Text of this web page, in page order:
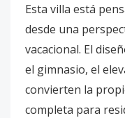
Esta villa está
desde una
vacacional. El
el gimnasio, el
convierten la
completa para